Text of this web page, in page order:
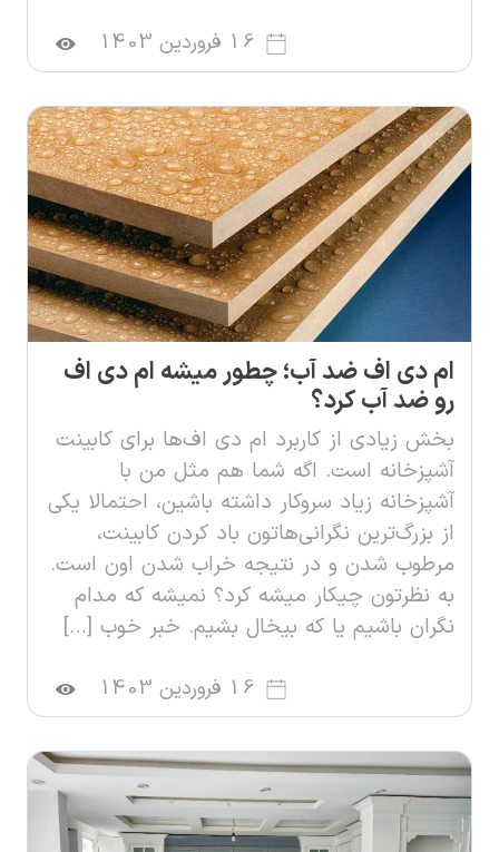
16 فروردین 1403
ام دی اف ضد آب؛ چطور میشه ام دی اف
رو ضد آب کرد؟
بخش زیادی از کاربرد ام دی اف‌ها برای کابینت
آشپزخانه است. اگه شما هم مثل من با
آشپزخانه زیاد سروکار داشته باشین، احتمالا یکی
از بزرگ‌ترین نگرانی‌هاتون باد کردن کابینت،
مرطوب شدن و در نتیجه خراب شدن اون است.
به نظرتون چیکار میشه کرد؟ نمیشه که مدام
نگران باشیم یا که بیخال بشیم. خبر خوب […]
16 فروردین 1403